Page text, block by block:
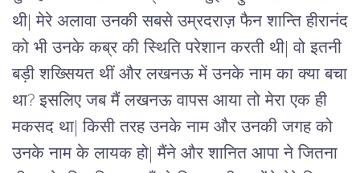
थी| मेरे अलावा उनकी सबसे उम्रदराज़ फैन शान्ति हीरानंद
को भी उनके कब्र की स्थिति परेशान करती थी| वो इतनी
बड़ी शख्सियत थीं और लखनऊ में उनके नाम का क्या बचा
था? इसलिए जब मैं लखनऊ वापस आया तो मेरा एक ही
मकसद था| किसी तरह उनके नाम और उनकी जगह को
उनके नाम के लायक हो| मैंने और शानित आपा ने जितना